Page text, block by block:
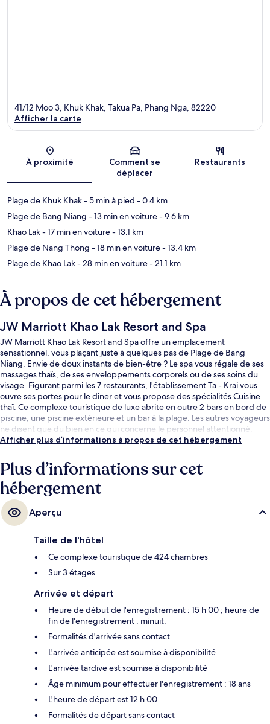
Carte
41/12 Moo 3, Khuk Khak, Takua Pa, Phang Nga, 82220
Afficher la carte
À proximité
Comment se
déplacer
Restaurants
Plage de Khuk Khak- 5 min à pied - 0.4 km
Plage de Bang Niang - 13 min en voiture- 9.6 km
Khao Lak- 17 min en voiture- 13.1 km
Plage de Nang Thong - 18 min en voiture- 13.4 km
Plage de Khao Lak- 28 min en voiture- 21.1 km
À propos de cet hébergement
JW Marriott Khao Lak Resort and Spa
JW Marriott Khao Lak Resort and Spa offre un emplacement
sensationnel, vous plaçant juste à quelques pas de Plage de Bang
Niang. Envie de doux instants de bien-être ? Le spa vous régale de ses
massages thaïs, de ses enveloppements corporels ou de ses soins du
visage. Figurant parmi les 7 restaurants, l'établissement Ta - Krai vous
ouvre ses portes pour le dîner et vous propose des spécialités Cuisine
thaï. Ce complexe touristique de luxe abrite en outre 2 bars en bord de
piscine, une piscine extérieure et un bar à la plage. Les autres voyageurs
ne disent que du bien en ce qui concerne le personnel attentionné.
Afficher plus d’informations à propos de cet hébergement
Plus d’informations sur cet
hébergement
Aperçu
Taille de l'hôtel
Ce complexe touristique de 424 chambres
Sur 3 étages
Arrivée et départ
Heure de début de l'enregistrement : 15 h 00 ; heure de
fin de l'enregistrement : minuit.
Formalités d'arrivée sans contact
L'arrivée anticipée est soumise à disponibilité
L'arrivée tardive est soumise à disponibilité
Âge minimum pour effectuer l'enregistrement : 18 ans
L'heure de départ est 12 h 00
Formalités de départ sans contact